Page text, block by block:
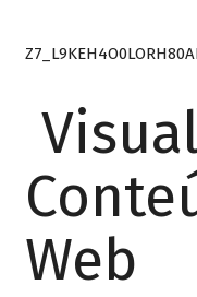
Web